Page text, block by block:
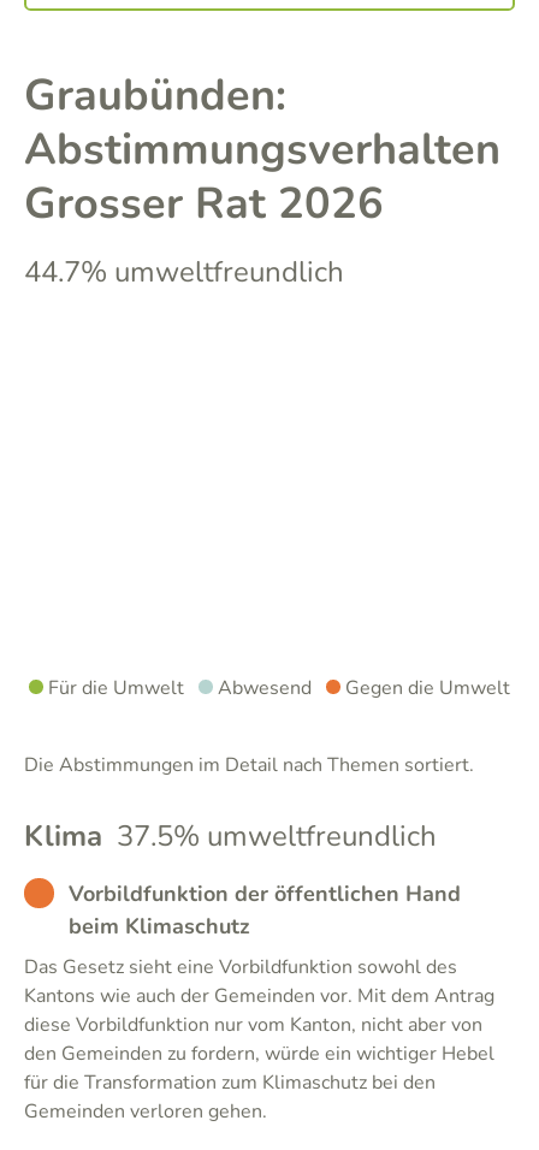
Graubünden:
Abstimmungsverhalten
Grosser Rat 2026
44.7% umweltfreundlich
Für die Umwelt Abwesend Gegen die Umwelt
Die Abstimmungen im Detail nach Themen sortiert.
Klima 37.5% umweltfreundlich
BADVorbildfunktion der öffentlichen Hand
beim Klimaschutz
Das Gesetz sieht eine Vorbildfunktion sowohl des
Kantons wie auch der Gemeinden vor. Mit dem Antrag
diese Vorbildfunktion nur vom Kanton, nicht aber von
den Gemeinden zu fordern, würde ein wichtiger Hebel
für die Transformation zum Klimaschutz bei den
Gemeinden verloren gehen.